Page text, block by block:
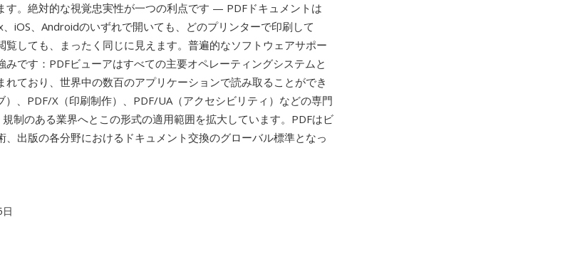
す。絶対的な視覚忠実性が一つの利点です — PDFドキュメントは
iOS、Androidのいずれで開いても、どのプリンターで印刷して
覧しても、まったく同じに見えます。普遍的なソフトウェアサポー
みです：PDFビューアはすべての主要オペレーティングシステムと
れており、世界中の数百のアプリケーションで読み取ることができ
）、PDF/X（印刷制作）、PDF/UA（アクセシビリティ）などの専門
規制のある業界へとこの形式の適用範囲を拡大しています。PDFはビ
、出版の各分野におけるドキュメント交換のグローバル標準となっ